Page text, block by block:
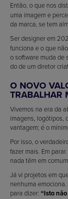
Então, o que nos
uma imagem e
da marca, se tem
Ser designer em
funciona e o que
o software muda de
do de um diretor
O NOVO
TRABALHAR
Vivemos na era da
imagens, logótipos,
vantagem; é o
Por isso, o
fazer mais. Em
nada têm em
Já vi projetos em
nenhuma
para dizer: “Isto